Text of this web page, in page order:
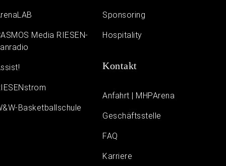
Media RIESEN-
Basketballschule
Sponsoring
Hospitality
Kontakt
Anfahrt | MHPArena
Geschäftsstelle
FAQ
Karriere